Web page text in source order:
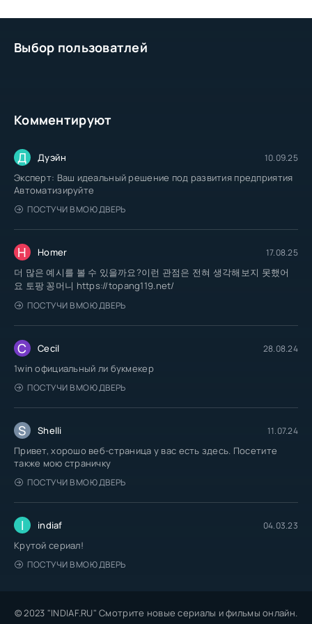
Выбор пользоватлей
Комментируют
Д Дуэйн 10.09.25
Эксперт: Ваш идеальный решение под развития предприятия
Автоматизируйте
ПОСТУЧИ В МОЮ ДВЕРЬ
H Homer 17.08.25
더 많은 예시를 볼 수 있을까요?이런 관점은 전혀 생각해보지 못했어
요 토팡 꽁머니 https://topang119.net/
ПОСТУЧИ В МОЮ ДВЕРЬ
C Cecil 28.08.24
1win официальный ли букмекер
ПОСТУЧИ В МОЮ ДВЕРЬ
S Shelli 11.07.24
Привет, хорошо веб-страница у вас есть здесь. Посетите
также мою страничку
ПОСТУЧИ В МОЮ ДВЕРЬ
I indiaf 04.03.23
Крутой сериал!
ПОСТУЧИ В МОЮ ДВЕРЬ
© 2023 "INDIAF.RU" Смотрите новые сериалы и фильмы онлайн.